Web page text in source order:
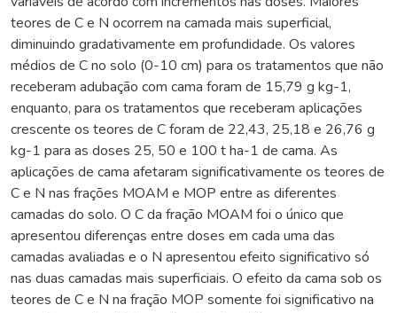
teores de C e N ocorrem na camada mais superficial,
diminuindo gradativamente em profundidade. Os valores
médios de C no solo (0-10 cm) para os tratamentos que não
receberam adubação com cama foram de 15,79 g kg-1,
enquanto, para os tratamentos que receberam aplicações
crescente os teores de C foram de 22,43, 25,18 e 26,76 g
kg-1 para as doses 25, 50 e 100 t ha-1 de cama. As
aplicações de cama afetaram significativamente os teores de
C e N nas frações MOAM e MOP entre as diferentes
camadas do solo. O C da fração MOAM foi o único que
apresentou diferenças entre doses em cada uma das
camadas avaliadas e o N apresentou efeito significativo só
nas duas camadas mais superficiais. O efeito da cama sob os
teores de C e N na fração MOP somente foi significativo na